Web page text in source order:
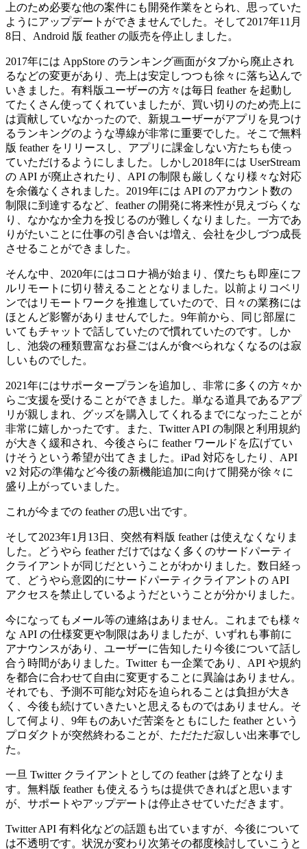
上のため必要な他の案件にも開発作業をとられ、思っていた
ようにアップデートができませんでした。そして2017年11月
8日、Android 版 feather の販売を停止しました。
2017年には AppStore のランキング画面がタブから廃止され
るなどの変更があり、売上は安定しつつも徐々に落ち込んで
いきました。有料版ユーザーの方々は毎日 feather を起動し
てたくさん使ってくれていましたが、買い切りのため売上に
は貢献していなかったので、新規ユーザーがアプリを見つけ
るランキングのような導線が非常に重要でした。そこで無料
版 feather をリリースし、アプリに課金しない方たちも使っ
ていただけるようにしました。しかし2018年には UserStream
の API が廃止されたり、API の制限も厳しくなり様々な対応
を余儀なくされました。2019年には API のアカウント数の
制限に到達するなど、feather の開発に将来性が見えづらくな
り、なかなか全力を投じるのが難しくなりました。一方であ
りがたいことに仕事の引き合いは増え、会社を少しづつ成長
させることができました。
そんな中、2020年にはコロナ禍が始まり、僕たちも即座にフ
ルリモートに切り替えることとなりました。以前よりコベリ
ンではリモートワークを推進していたので、日々の業務には
ほとんど影響がありませんでした。9年前から、同じ部屋に
いてもチャットで話していたので慣れていたのです。しか
し、池袋の種類豊富なお昼ごはんが食べられなくなるのは寂
しいものでした。
2021年にはサポータープランを追加し、非常に多くの方々か
らご支援を受けることができました。単なる道具であるアプ
リが親しまれ、グッズを購入してくれるまでになったことが
非常に嬉しかったです。また、Twitter API の制限と利用規約
が大きく緩和され、今後さらに feather ワールドを広げてい
けそうという希望が出てきました。iPad 対応をしたり、API
v2 対応の準備など今後の新機能追加に向けて開発が徐々に
盛り上がっていました。
これが今までの feather の思い出です。
そして2023年1月13日、突然有料版 feather は使えなくなりま
した。どうやら feather だけではなく多くのサードパーティ
クライアントが同じだということがわかりました。数日経っ
て、どうやら意図的にサードパーティクライアントの API
アクセスを禁止しているようだということが分かりました。
今になってもメール等の連絡はありません。これまでも様々
な API の仕様変更や制限はありましたが、いずれも事前に
アナウンスがあり、ユーザーに告知したり今後について話し
合う時間がありました。Twitter も一企業であり、API や規約
を都合に合わせて自由に変更することに異論はありません。
それでも、予測不可能な対応を迫られることは負担が大き
く、今後も続けていきたいと思えるものではありません。そ
して何より、9年ものあいだ苦楽をともにした feather という
プロダクトが突然終わることが、ただただ寂しい出来事でし
た。
一旦 Twitter クライアントとしての feather は終了となりま
す。無料版 feather も使えるうちは提供できればと思います
が、サポートやアップデートは停止させていただきます。
Twitter API 有料化などの話題も出ていますが、今後について
は不透明です。状況が変わり次第その都度検討していこうと